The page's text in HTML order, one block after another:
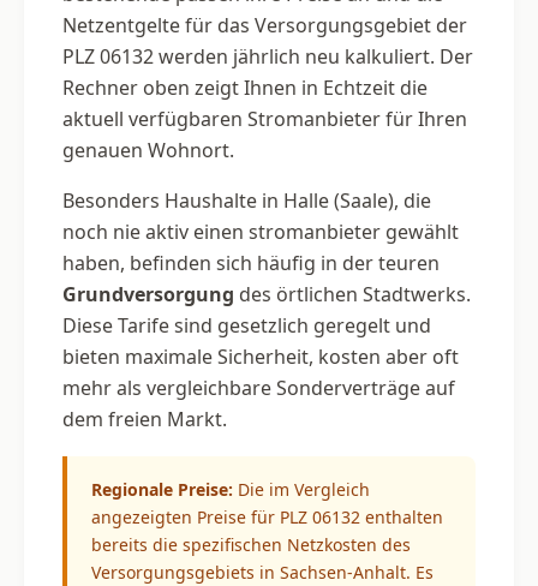
Netzentgelte für das Versorgungsgebiet der
PLZ 06132 werden jährlich neu kalkuliert. Der
Rechner oben zeigt Ihnen in Echtzeit die
aktuell verfügbaren Stromanbieter für Ihren
genauen Wohnort.
Besonders Haushalte in Halle (Saale), die
noch nie aktiv einen stromanbieter gewählt
haben, befinden sich häufig in der teuren
Grundversorgung des örtlichen Stadtwerks.
Diese Tarife sind gesetzlich geregelt und
bieten maximale Sicherheit, kosten aber oft
mehr als vergleichbare Sonderverträge auf
dem freien Markt.
Regionale Preise: Die im Vergleich
angezeigten Preise für PLZ 06132 enthalten
bereits die spezifischen Netzkosten des
Versorgungsgebiets in Sachsen-Anhalt. Es